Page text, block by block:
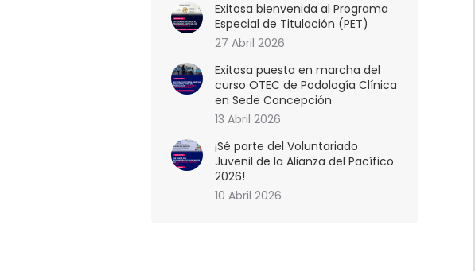
Exitosa bienvenida al Programa
Especial de Titulación (PET)
27 Abril 2026
Exitosa puesta en marcha del
curso OTEC de Podología Clínica
en Sede Concepción
13 Abril 2026
¡Sé parte del Voluntariado
Juvenil de la Alianza del Pacífico
2026!
10 Abril 2026